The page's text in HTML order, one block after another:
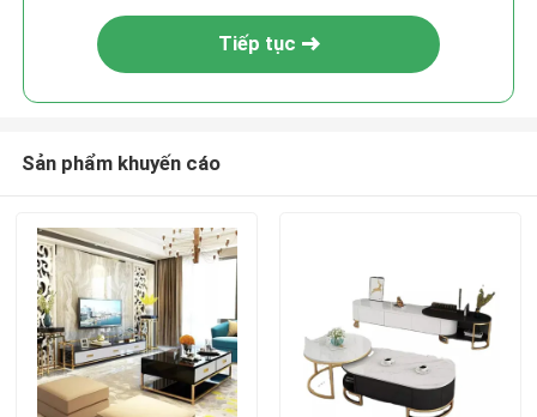
Tiếp tục
Sản phẩm khuyến cáo